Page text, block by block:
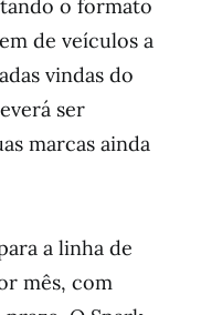
o formato
de veículos a
vindas do
ser
marcas ainda
a linha de
mês, com